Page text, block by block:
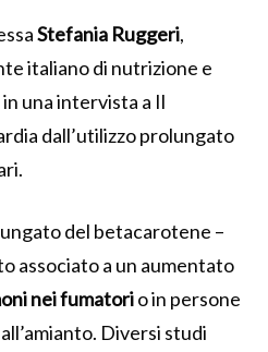
Stefania Ruggeri,
italiano di nutrizione e
una intervista a Il
dall’utilizzo prolungato
del betacarotene –
associato a un aumentato
nei fumatorio in persone
Diversi studi